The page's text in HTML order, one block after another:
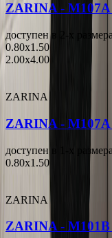
ZARINA -
доступен в 2-x
0.80x1.50
2.00x4.00
ZARINA
ZARINA -
доступен в 1-x
0.80x1.50
ZARINA
ZARINA -